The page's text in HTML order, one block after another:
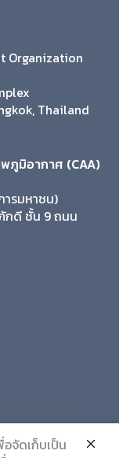
Organization
Thailand
ภูมิอากาศ (CAA)
ารมหาชน)
กดี ชั้น 9 ถนน
จัดเก็บเป็น